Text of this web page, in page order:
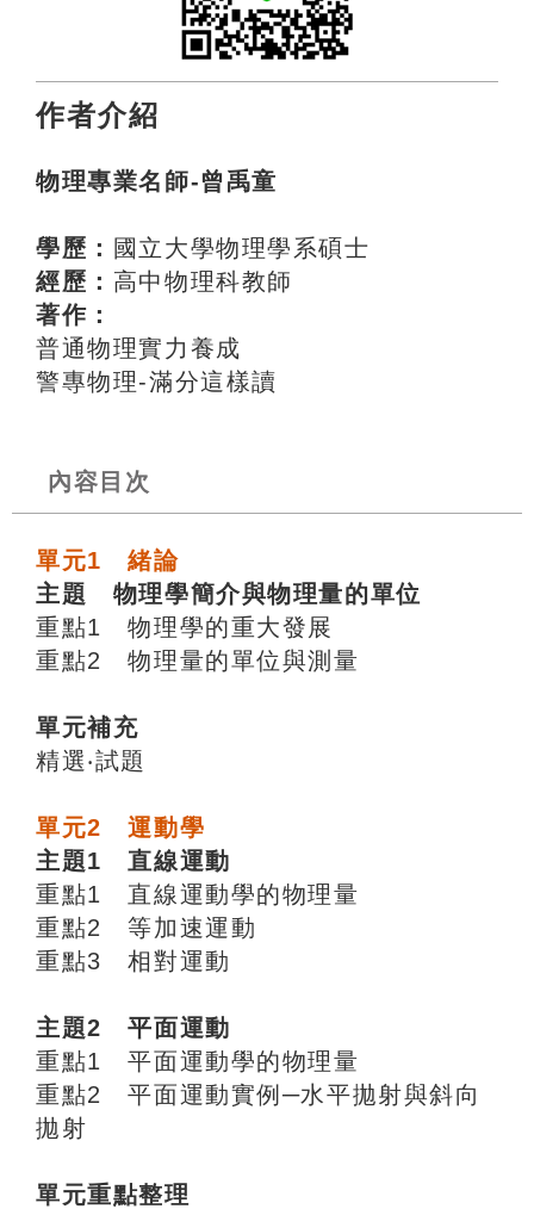
作者介紹
物理專業名師-曾禹童
學歷： 國立大學物理學系碩士
經歷： 高中物理科教師
著作：
普通物理實力養成
警專物理-滿分這樣讀
內容目次
單元1 緒論
主題 物理學簡介與物理量的單位
重點1 物理學的重大發展
重點2 物理量的單位與測量
單元補充
精選‧試題
單元2 運動學
主題1 直線運動
重點1 直線運動學的物理量
重點2 等加速運動
重點3 相對運動
主題2 平面運動
重點1 平面運動學的物理量
重點2 平面運動實例─水平拋射與斜向
拋射
單元重點整理